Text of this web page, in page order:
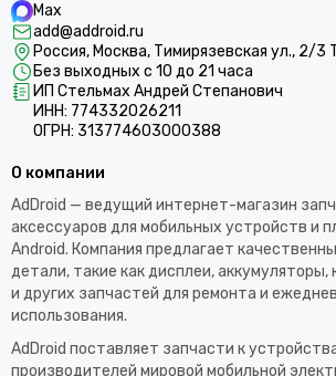
Max
add@addroid.ru
Россия, Москва, Тимирязевская ул., 2/3
Без выходных с 10 до 21 часа
ИП Стельмах Андрей Степанович
ИНН: 774332026211
ОГРН: 313774603000388
О компании
AdDroid — ведущий интернет-магазин
аксессуаров для мобильных устройств и
Android. Компания предлагает
детали, такие как дисплеи,
и других запчастей для ремонта и
использования.​
AdDroid поставляет запчасти к
производителей мировой мобильной